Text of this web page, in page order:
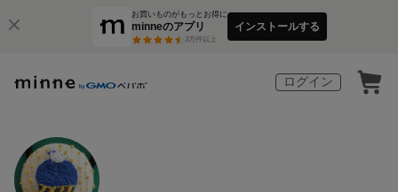
お買いものがもっとお得に
minneのアプリ
3万件以上
インストールする
ログイン